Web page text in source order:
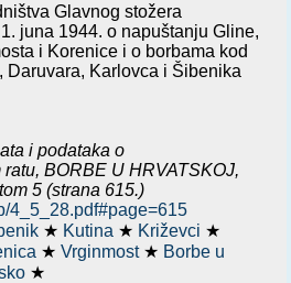
Glavnog stožera
juna 1944. o napuštanju Gline,
i Korenice i o borbama kod
Daruvara, Karlovca i Šibenika
i podataka o
ratu,BORBE U HRVATSKOJ,
5 (strana 615.)
4_5_28.pdf#page=615
★ Kutina ★ Križevci ★
★Vrginmost ★ Borbe u
★